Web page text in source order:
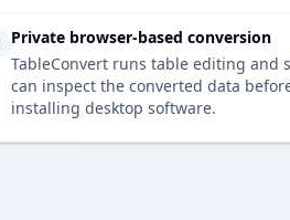
Private browser-based conversion
TableConvert runs table editing and
can inspect the converted data
installing desktop software.